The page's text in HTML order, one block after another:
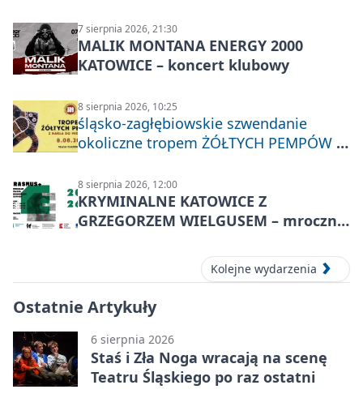
7 sierpnia 2026, 21:30
MALIK MONTANA ENERGY 2000
KATOWICE – koncert klubowy
8 sierpnia 2026, 10:25
śląsko-zagłębiowskie szwendanie
okoliczne tropem ŻÓŁTYCH PEMPÓW z
8 sierpnia 2026, 12:00
KRYMINALNE KATOWICE Z
GRZEGORZEM WIELGUSEM – mroczne
Kolejne wydarzenia
Ostatnie Artykuły
6 sierpnia 2026
Staś i Zła Noga wracają na scenę
Teatru Śląskiego po raz ostatni